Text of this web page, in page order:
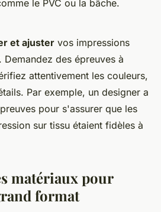
le PVC ou la bâche.
et ajuster vos impressions
des épreuves à
attentivement les couleurs,
Par exemple, un designer a
pour s'assurer que les
sur tissu étaient fidèles à
matériaux pour
format